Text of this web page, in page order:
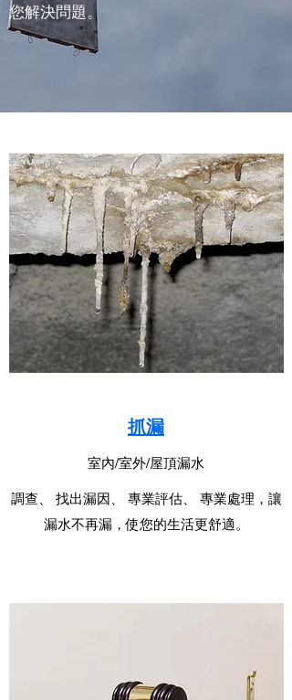
您解決問題。
抓漏
室內/室外/屋頂漏水
調查、 找出漏因、 專業評估、 專業處理，讓
漏水不再漏，使您的生活更舒適。